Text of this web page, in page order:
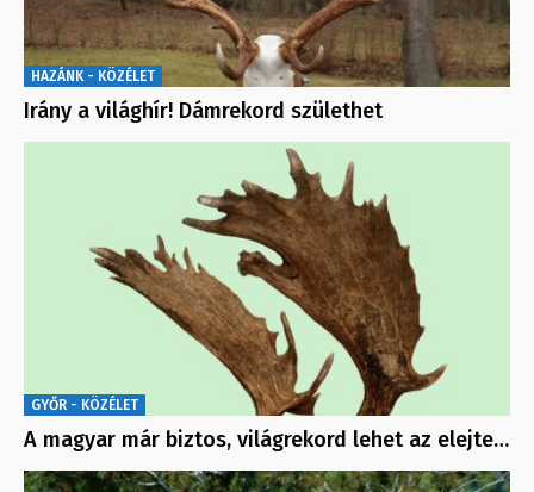
HAZÁNK - KÖZÉLET
Irány a világhír! Dámrekord születhet
GYŐR - KÖZÉLET
A magyar már biztos, világrekord lehet az elejte…